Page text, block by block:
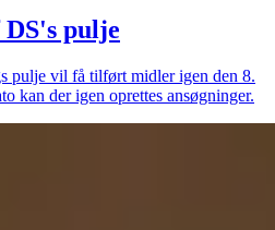
pulje
pulje vil få tilført midler igen den 8.
kan der igen oprettes ansøgninger.